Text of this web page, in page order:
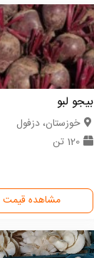
بیجو لبو
خوزستان، دزفول
120 تن
مشاهده قیمت